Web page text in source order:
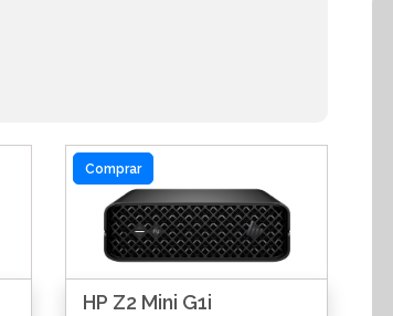
Comprar
HP Z2 Mini G1i